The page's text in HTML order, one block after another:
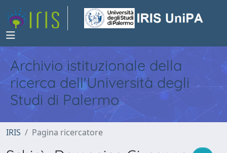
Archivio istituzionale della
ricerca dell'Università degli
Studi di Palermo
IRIS Pagina ricercatore